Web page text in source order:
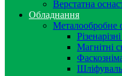
Верстатна
Обладнання
Металообробне
Магнітні